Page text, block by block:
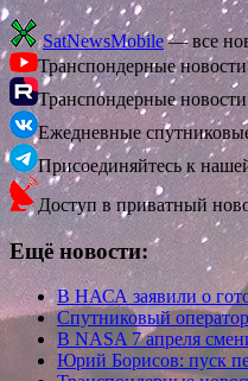
SatNewsMobile— все
Транспондерные
Транспондерные
Ежедневные
Присоединяйтесь к
Доступ в приватный
Ещё новости:
В НАСА заявили о
Спутниковый
В NASA 7 апреля
Юрий Борисов: пуск